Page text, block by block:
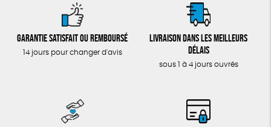
Garantie satisfait ou remboursé
14 jours pour changer d'avis
Livraison dans les meilleurs
délais
sous 1 à 4 jours ouvrés